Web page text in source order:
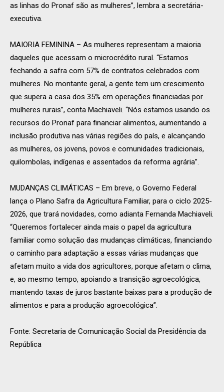
as linhas do Pronaf são as mulheres”, lembra a secretária-
executiva.
MAIORIA FEMININA – As mulheres representam a maioria
daqueles que acessam o microcrédito rural. “Estamos
fechando a safra com 57% de contratos celebrados com
mulheres. No montante geral, a gente tem um crescimento
que supera a casa dos 35% em operações financiadas por
mulheres rurais”, conta Machiaveli. “Nós estamos usando os
recursos do Pronaf para financiar alimentos, aumentando a
inclusão produtiva nas várias regiões do país, e alcançando
as mulheres, os jovens, povos e comunidades tradicionais,
quilombolas, indígenas e assentados da reforma agrária”.
MUDANÇAS CLIMÁTICAS – Em breve, o Governo Federal
lança o Plano Safra da Agricultura Familiar, para o ciclo 2025-
2026, que trará novidades, como adianta Fernanda Machiaveli.
“Queremos fortalecer ainda mais o papel da agricultura
familiar como solução das mudanças climáticas, financiando
o caminho para adaptação a essas várias mudanças que
afetam muito a vida dos agricultores, porque afetam o clima,
e, ao mesmo tempo, apoiando a transição agroecológica,
mantendo taxas de juros bastante baixas para a produção de
alimentos e para a produção agroecológica”.
Fonte: Secretaria de Comunicação Social da Presidência da
República